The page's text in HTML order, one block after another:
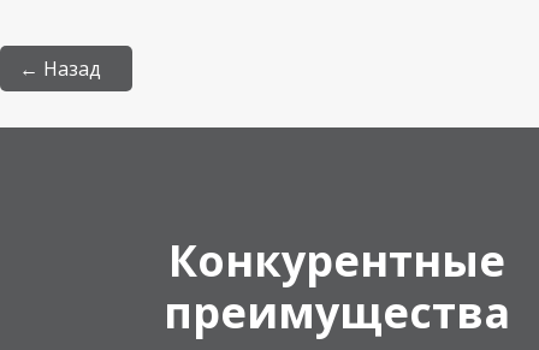
← Назад
Конкурентные
преимущества